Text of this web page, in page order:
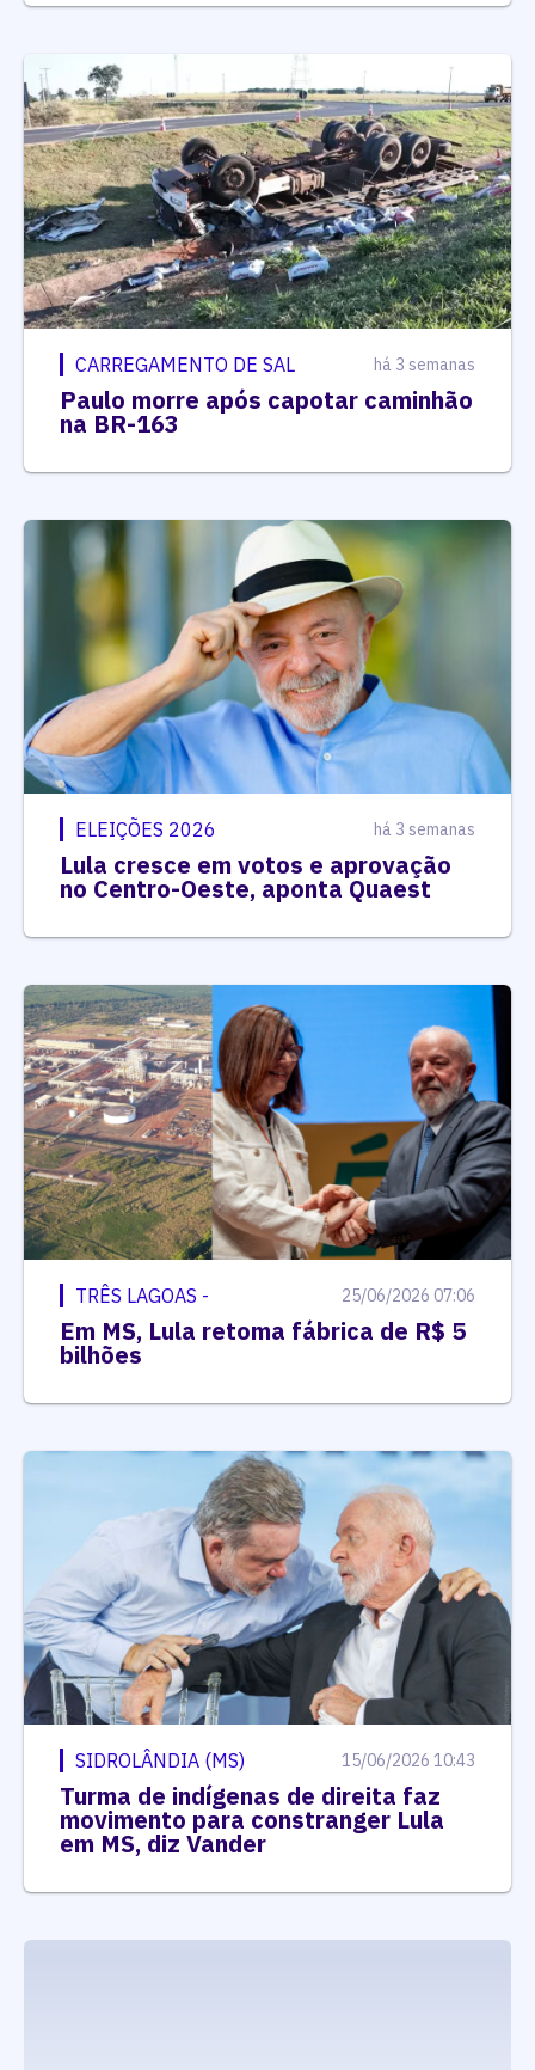
CARREGAMENTO DE SAL há 3 semanas
Paulo morre após capotar caminhão
na BR-163
ELEIÇÕES 2026 há 3 semanas
Lula cresce em votos e aprovação
no Centro-Oeste, aponta Quaest
TRÊS LAGOAS - 25/06/2026 07:06
Em MS, Lula retoma fábrica de R$ 5
bilhões
SIDROLÂNDIA (MS) 15/06/2026 10:43
Turma de indígenas de direita faz
movimento para constranger Lula
em MS, diz Vander